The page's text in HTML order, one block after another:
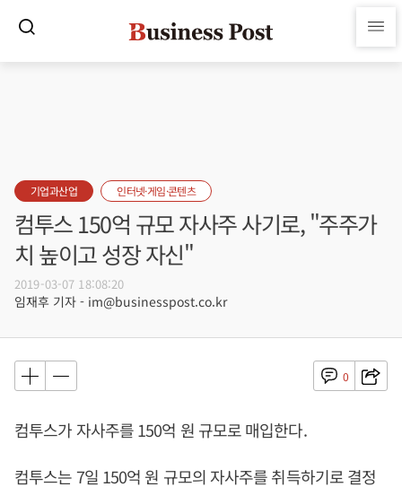
기업과산업 인터넷·게임·콘텐츠
컴투스 150억 규모 자사주 사기로, "주주가
치 높이고 성장 자신"
2019-03-07 18:08:20
임재후 기자 - im@businesspost.co.kr
0
컴투스가 자사주를 150억 원 규모로 매입한다.
컴투스는 7일 150억 원 규모의 자사주를 취득하기로 결정